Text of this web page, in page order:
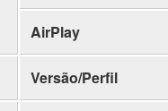
AirPlay
Versão/Perfil